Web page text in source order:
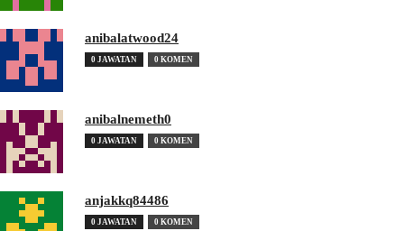
anibalatwood24
0 JAWATAN 0 KOMEN
anibalnemeth0
0 JAWATAN 0 KOMEN
anjakkq84486
0 JAWATAN 0 KOMEN